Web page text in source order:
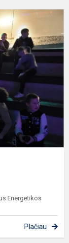
Energetikos
Plačiau